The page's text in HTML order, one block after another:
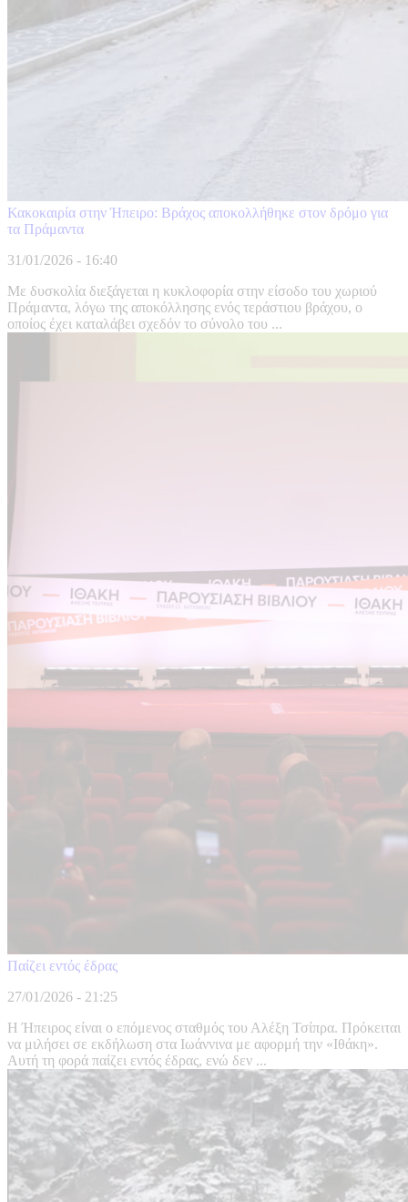
Κακοκαιρία στην Ήπειρο: Βράχος αποκολλήθηκε στον δρόμο για
τα Πράμαντα
31/01/2026 - 16:40
Με δυσκολία διεξάγεται η κυκλοφορία στην είσοδο του χωριού
Πράμαντα, λόγω της αποκόλλησης ενός τεράστιου βράχου, ο
οποίος έχει καταλάβει σχεδόν το σύνολο του ...
Παίζει εντός έδρας
27/01/2026 - 21:25
Η Ήπειρος είναι ο επόμενος σταθμός του Αλέξη Τσίπρα. Πρόκειται
να μιλήσει σε εκδήλωση στα Ιωάννινα με αφορμή την «Ιθάκη».
Αυτή τη φορά παίζει εντός έδρας, ενώ δεν ...